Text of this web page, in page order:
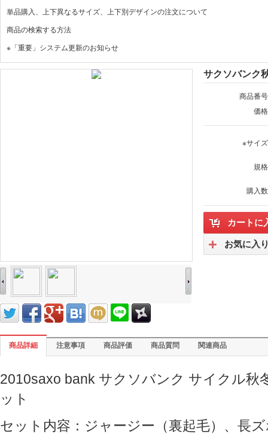
単品購入、上下異なるサイズ、上下別デザインの注文について
商品の検索する方法
※「重要」システム更新のお知らせ
サクソバンク
商品番
価
※サイ
規
購入
カートに
お気に入
商品詳細 注意事項 商品評価 商品質問 関連商品
2010saxo bank サクソバンク サイクル秋
ット
セット内容：ジャージー（裏起毛）、長